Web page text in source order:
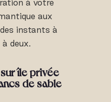
à votre
aux
instants à
deux.
île privée
de sable